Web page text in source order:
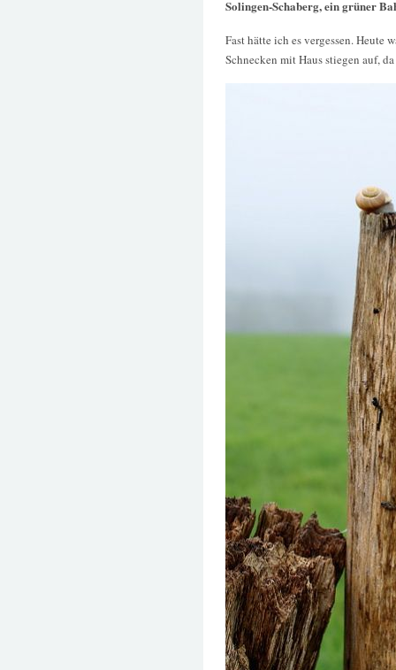
Solingen-Schaberg, ein grüner
Fast hätte ich es vergessen. Heute
Schnecken mit Haus stiegen auf,